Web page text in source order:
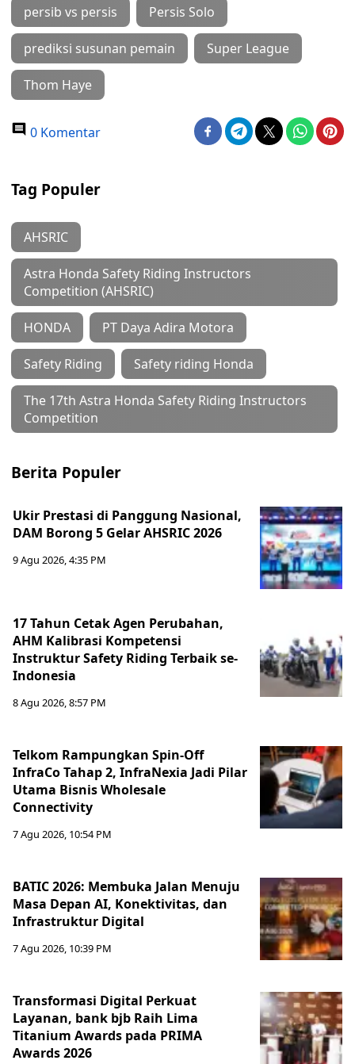
persib vs persis Persis Solo
prediksi susunan pemain Super League
Thom Haye
0 Komentar
Tag Populer
AHSRIC
Astra Honda Safety Riding Instructors
Competition (AHSRIC)
HONDA PT Daya Adira Motora
Safety Riding Safety riding Honda
The 17th Astra Honda Safety Riding Instructors
Competition
Berita Populer
Ukir Prestasi di Panggung Nasional,
DAM Borong 5 Gelar AHSRIC 2026
9 Agu 2026, 4:35 PM
17 Tahun Cetak Agen Perubahan,
AHM Kalibrasi Kompetensi
Instruktur Safety Riding Terbaik se-
Indonesia
8 Agu 2026, 8:57 PM
Telkom Rampungkan Spin-Off
InfraCo Tahap 2, InfraNexia Jadi Pilar
Utama Bisnis Wholesale
Connectivity
7 Agu 2026, 10:54 PM
BATIC 2026: Membuka Jalan Menuju
Masa Depan AI, Konektivitas, dan
Infrastruktur Digital
7 Agu 2026, 10:39 PM
Transformasi Digital Perkuat
Layanan, bank bjb Raih Lima
Titanium Awards pada PRIMA
Awards 2026